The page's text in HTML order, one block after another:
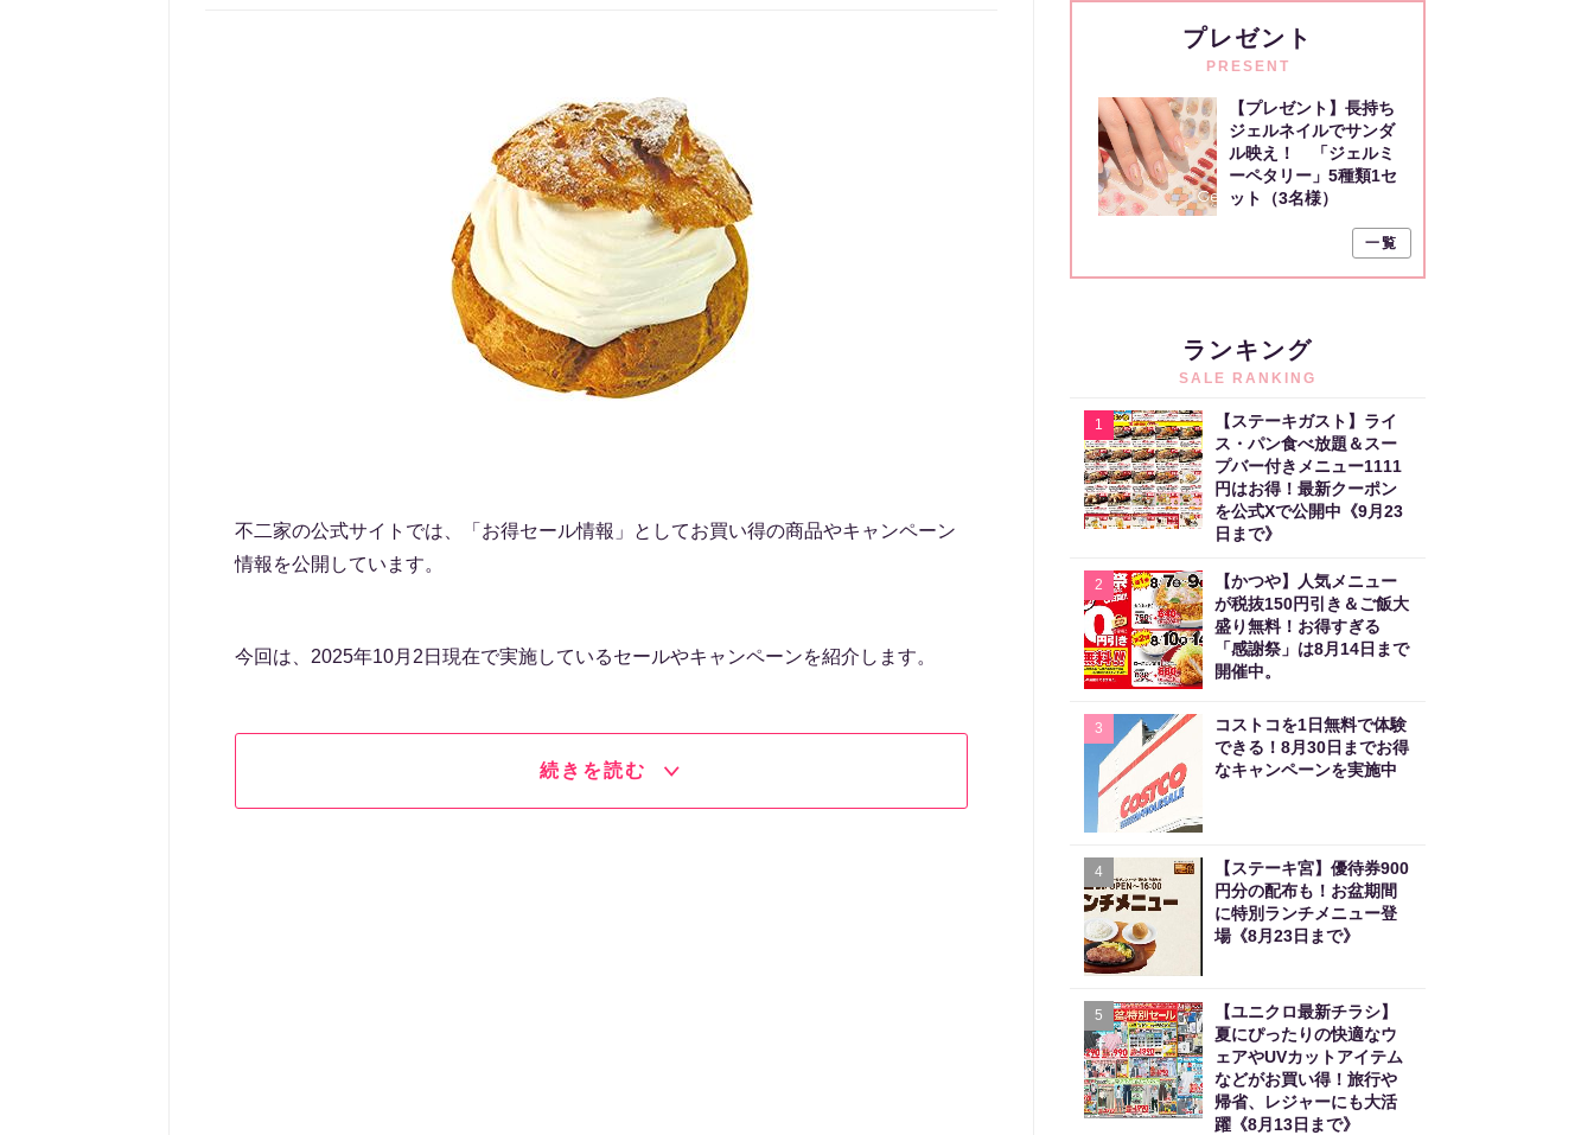
不二家の公式サイトでは、「お得セール情報」としてお買い得の商品やキャンペーン
情報を公開しています。
今回は、2025年10月2日現在で実施しているセールやキャンペーンを紹介します。
続きを読む
プレゼント
PRESENT
【プレゼント】長持ち
ジェルネイルでサンダ
ル映え！ 「ジェルミ
ーペタリー」5種類1セ
ット（3名様）
一覧
ランキング
SALE RANKING
1
【ステーキガスト】ライ
ス・パン食べ放題＆スー
プバー付きメニュー1111
円はお得！最新クーポン
を公式Xで公開中《9月23
日まで》
2
【かつや】人気メニュー
が税抜150円引き＆ご飯大
盛り無料！お得すぎる
「感謝祭」は8月14日まで
開催中。
3
コストコを1日無料で体験
できる！8月30日までお得
なキャンペーンを実施中
4
【ステーキ宮】優待券900
円分の配布も！お盆期間
に特別ランチメニュー登
場《8月23日まで》
5
【ユニクロ最新チラシ】
夏にぴったりの快適なウ
ェアやUVカットアイテム
などがお買い得！旅行や
帰省、レジャーにも大活
躍《8月13日まで》